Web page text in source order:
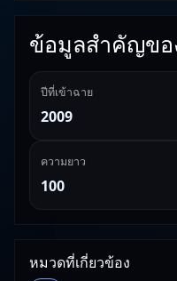
ข้อมูลสำคัญขอ
ปีที่เข้าฉาย
2009
ความยาว
100
หมวดที่เกี่ยวข้อง